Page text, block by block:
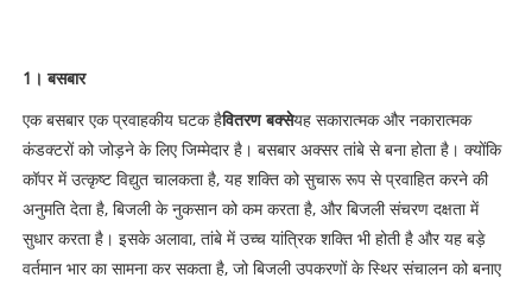
1। बसबार
एक बसबार एक प्रवाहकीय घटक हैवितरण बक्सेयह सकारात्मक और नकारात्मक
कंडक्टरों को जोड़ने के लिए जिम्मेदार है। बसबार अक्सर तांबे से बना होता है। क्योंकि
कॉपर में उत्कृष्ट विद्युत चालकता है, यह शक्ति को सुचारू रूप से प्रवाहित करने की
अनुमति देता है, बिजली के नुकसान को कम करता है, और बिजली संचरण दक्षता में
सुधार करता है। इसके अलावा, तांबे में उच्च यांत्रिक शक्ति भी होती है और यह बड़े
वर्तमान भार का सामना कर सकता है, जो बिजली उपकरणों के स्थिर संचालन को बनाए